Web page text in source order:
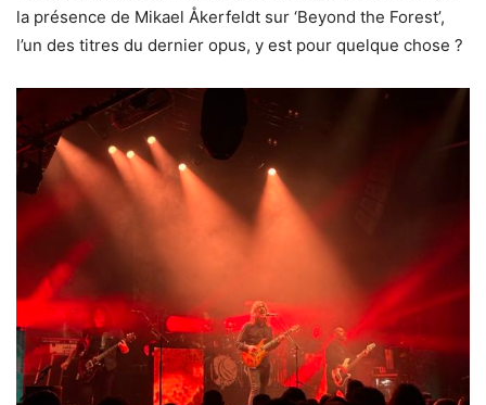
la présence de Mikael Åkerfeldt sur ‘Beyond the Forest’,
l’un des titres du dernier opus, y est pour quelque chose ?